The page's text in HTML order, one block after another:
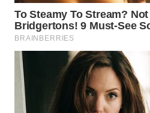
WN
DAIRI
WN
WN